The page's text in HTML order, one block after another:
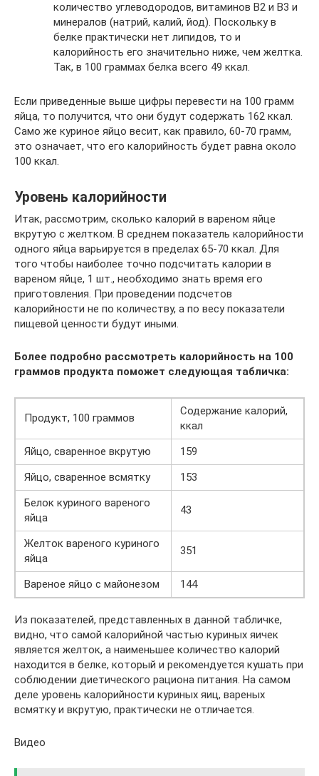
количество углеводородов, витаминов B2 и B3 и
минералов (натрий, калий, йод). Поскольку в
белке практически нет липидов, то и
калорийность его значительно ниже, чем желтка.
Так, в 100 граммах белка всего 49 ккал.
Если приведенные выше цифры перевести на 100 грамм
яйца, то получится, что они будут содержать 162 ккал.
Само же куриное яйцо весит, как правило, 60-70 грамм,
это означает, что его калорийность будет равна около
100 ккал.
Уровень калорийности
Итак, рассмотрим, сколько калорий в вареном яйце
вкрутую с желтком. В среднем показатель калорийности
одного яйца варьируется в пределах 65-70 ккал. Для
того чтобы наиболее точно подсчитать калории в
вареном яйце, 1 шт., необходимо знать время его
приготовления. При проведении подсчетов
калорийности не по количеству, а по весу показатели
пищевой ценности будут иными.
Более подробно рассмотреть калорийность на 100
граммов продукта поможет следующая табличка:
Продукт, 100 граммов
Содержание калорий,
ккал
Яйцо, сваренное вкрутую
159
Яйцо, сваренное всмятку
153
Белок куриного вареного
яйца
43
Желток вареного куриного
яйца
351
Вареное яйцо с майонезом 144
Из показателей, представленных в данной табличке,
видно, что самой калорийной частью куриных яичек
является желток, а наименьшее количество калорий
находится в белке, который и рекомендуется кушать при
соблюдении диетического рациона питания. На самом
деле уровень калорийности куриных яиц, вареных
всмятку и вкрутую, практически не отличается.
Видео